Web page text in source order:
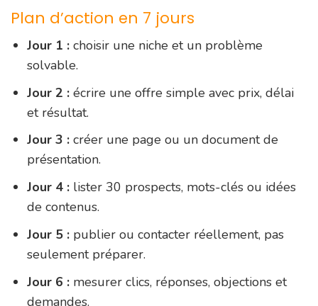
Plan d’action en 7 jours
Jour 1 : choisir une niche et un problème
solvable.
Jour 2 : écrire une offre simple avec prix, délai
et résultat.
Jour 3 : créer une page ou un document de
présentation.
Jour 4 : lister 30 prospects, mots-clés ou idées
de contenus.
Jour 5 : publier ou contacter réellement, pas
seulement préparer.
Jour 6 : mesurer clics, réponses, objections et
demandes.